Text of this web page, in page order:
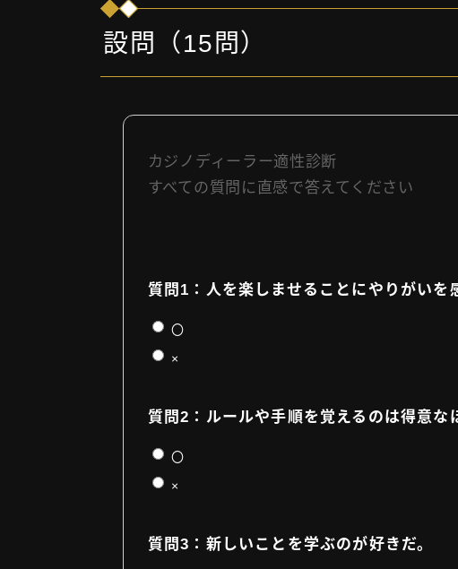
設問（15問）
カジノディーラー適性診断
すべての質問に直感で答えてください
質問1：人を楽しませることにやりがいを
〇
×
質問2：ルールや手順を覚えるのは得意な
〇
×
質問3：新しいことを学ぶのが好きだ。